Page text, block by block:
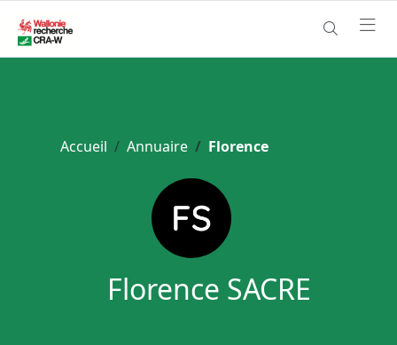
Accueil Annuaire Florence
Florence SACRE